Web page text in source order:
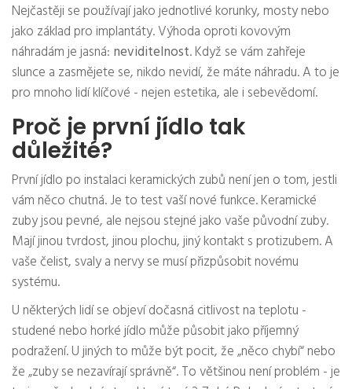
Nejčastěji se používají jako jednotlivé korunky, mosty nebo
jako základ pro implantáty. Výhoda oproti kovovým
náhradám je jasná: neviditelnost. Když se vám zahřeje
slunce a zasmějete se, nikdo nevidí, že máte náhradu. A to je
pro mnoho lidí klíčové - nejen estetika, ale i sebevědomí.
Proč je první jídlo tak
důležité?
První jídlo po instalaci keramických zubů není jen o tom, jestli
vám něco chutná. Je to test vaší nové funkce. Keramické
zuby jsou pevné, ale nejsou stejné jako vaše původní zuby.
Mají jinou tvrdost, jinou plochu, jiný kontakt s protizubem. A
vaše čelist, svaly a nervy se musí přizpůsobit novému
systému.
U některých lidí se objeví dočasná citlivost na teplotu -
studené nebo horké jídlo může působit jako příjemný
podražení. U jiných to může být pocit, že „něco chybí“ nebo
že „zuby se nezavírají správně“. To většinou není problém - je